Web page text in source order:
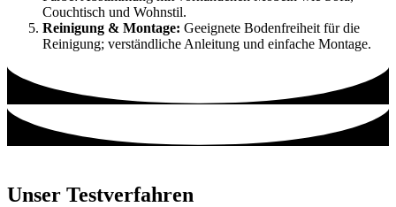
Couchtisch und Wohnstil.
Reinigung & Montage: Geeignete Bodenfreiheit für die
Reinigung; verständliche Anleitung und einfache Montage.
Unser Testverfahren